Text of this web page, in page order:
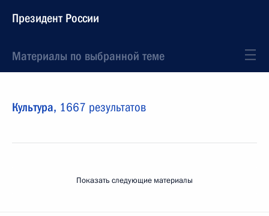
Президент России
Материалы по выбранной теме
Культура, 1667 результатов
Показать следующие материалы